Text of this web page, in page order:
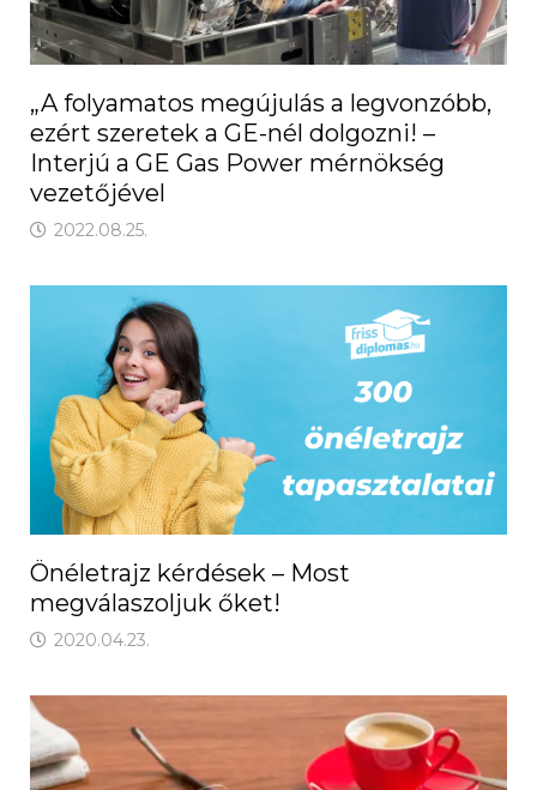
„A folyamatos megújulás a legvonzóbb,
ezért szeretek a GE-nél dolgozni! –
Interjú a GE Gas Power mérnökség
vezetőjével
2022.08.25.
Önéletrajz kérdések – Most
megválaszoljuk őket!
2020.04.23.